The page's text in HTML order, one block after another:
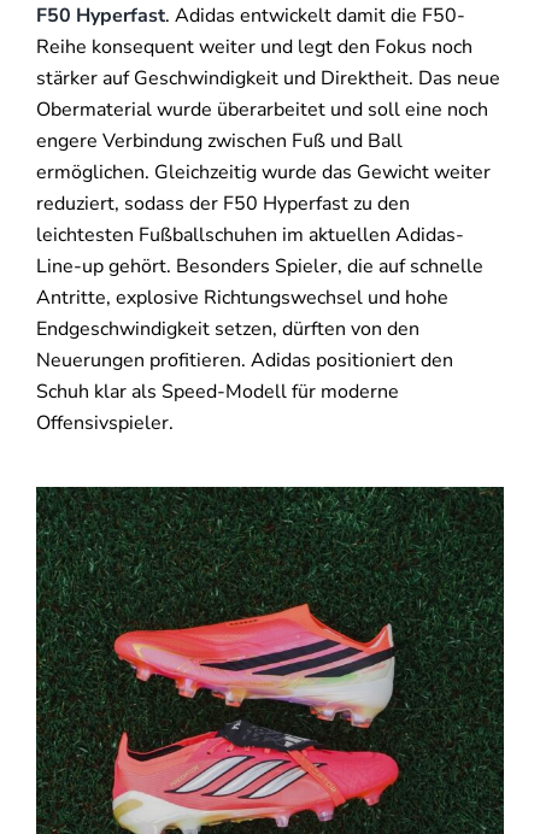
F50 Hyperfast. Adidas entwickelt damit die F50-
Reihe konsequent weiter und legt den Fokus noch
stärker auf Geschwindigkeit und Direktheit. Das neue
Obermaterial wurde überarbeitet und soll eine noch
engere Verbindung zwischen Fuß und Ball
ermöglichen. Gleichzeitig wurde das Gewicht weiter
reduziert, sodass der F50 Hyperfast zu den
leichtesten Fußballschuhen im aktuellen Adidas-
Line-up gehört. Besonders Spieler, die auf schnelle
Antritte, explosive Richtungswechsel und hohe
Endgeschwindigkeit setzen, dürften von den
Neuerungen profitieren. Adidas positioniert den
Schuh klar als Speed-Modell für moderne
Offensivspieler.